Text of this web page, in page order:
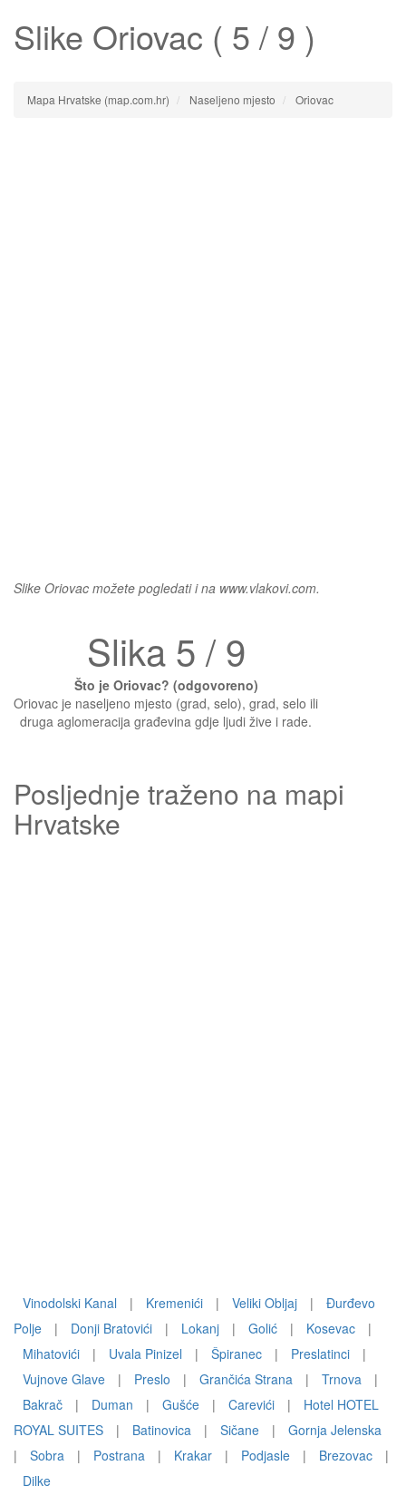
Slike Oriovac ( 5 / 9 )
Mapa Hrvatske (map.com.hr) Naseljeno mjesto Oriovac
Slike Oriovac možete pogledati i na www.vlakovi.com.
Slika 5 / 9
Što je Oriovac? (odgovoreno)
Oriovac je naseljeno mjesto (grad, selo), grad, selo ili
druga aglomeracija građevina gdje ljudi žive i rade.
Posljednje traženo na mapi
Hrvatske
Vinodolski Kanal | Kremenići | Veliki Obljaj |
Đurđevo
Polje
| Donji Bratovići | Lokanj | Golić | Kosevac
|
Mihatovići
| Uvala Pinizel | Špiranec | Preslatinci
|
Vujnove Glave
| Preslo | Grančića Strana | Trnova
|
Bakrač
| Duman | Gušće | Carevići |
Hotel HOTEL
ROYAL SUITES
| Batinovica | Sičane |
Gornja Jelenska
|
Sobra | Postrana | Krakar | Podjasle | Brezovac
|
Dilke